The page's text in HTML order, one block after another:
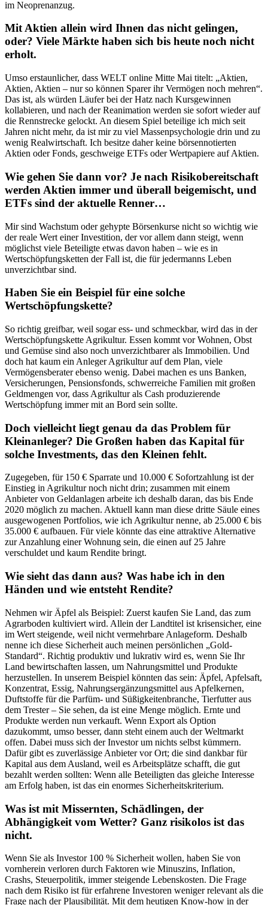
im Neoprenanzug.
Mit Aktien allein wird Ihnen das nicht gelingen,
oder? Viele Märkte haben sich bis heute noch nicht
erholt.
Umso erstaunlicher, dass WELT online Mitte Mai titelt: „Aktien,
Aktien, Aktien – nur so können Sparer ihr Vermögen noch mehren“.
Das ist, als würden Läufer bei der Hatz nach Kursgewinnen
kollabieren, und nach der Reanimation werden sie sofort wieder auf
die Rennstrecke gelockt. An diesem Spiel beteilige ich mich seit
Jahren nicht mehr, da ist mir zu viel Massenpsychologie drin und zu
wenig Realwirtschaft. Ich besitze daher keine börsennotierten
Aktien oder Fonds, geschweige ETFs oder Wertpapiere auf Aktien.
Wie gehen Sie dann vor? Je nach Risikobereitschaft
werden Aktien immer und überall beigemischt, und
ETFs sind der aktuelle Renner…
Mir sind Wachstum oder gehypte Börsenkurse nicht so wichtig wie
der reale Wert einer Investition, der vor allem dann steigt, wenn
möglichst viele Beteiligte etwas davon haben – wie es in
Wertschöpfungsketten der Fall ist, die für jedermanns Leben
unverzichtbar sind.
Haben Sie ein Beispiel für eine solche
Wertschöpfungskette?
So richtig greifbar, weil sogar ess- und schmeckbar, wird das in der
Wertschöpfungskette Agrikultur. Essen kommt vor Wohnen, Obst
und Gemüse sind also noch unverzichtbarer als Immobilien. Und
doch hat kaum ein Anleger Agrikultur auf dem Plan, viele
Vermögensberater ebenso wenig. Dabei machen es uns Banken,
Versicherungen, Pensionsfonds, schwerreiche Familien mit großen
Geldmengen vor, dass Agrikultur als Cash produzierende
Wertschöpfung immer mit an Bord sein sollte.
Doch vielleicht liegt genau da das Problem für
Kleinanleger? Die Großen haben das Kapital für
solche Investments, das den Kleinen fehlt.
Zugegeben, für 150 € Sparrate und 10.000 € Sofortzahlung ist der
Einstieg in Agrikultur noch nicht drin; zusammen mit einem
Anbieter von Geldanlagen arbeite ich deshalb daran, das bis Ende
2020 möglich zu machen. Aktuell kann man diese dritte Säule eines
ausgewogenen Portfolios, wie ich Agrikultur nenne, ab 25.000 € bis
35.000 € aufbauen. Für viele könnte das eine attraktive Alternative
zur Anzahlung einer Wohnung sein, die einen auf 25 Jahre
verschuldet und kaum Rendite bringt.
Wie sieht das dann aus? Was habe ich in den
Händen und wie entsteht Rendite?
Nehmen wir Äpfel als Beispiel: Zuerst kaufen Sie Land, das zum
Agrarboden kultiviert wird. Allein der Landtitel ist krisensicher, eine
im Wert steigende, weil nicht vermehrbare Anlageform. Deshalb
nenne ich diese Sicherheit auch meinen persönlichen „Gold-
Standard“. Richtig produktiv und lukrativ wird es, wenn Sie Ihr
Land bewirtschaften lassen, um Nahrungsmittel und Produkte
herzustellen. In unserem Beispiel könnten das sein: Äpfel, Apfelsaft,
Konzentrat, Essig, Nahrungsergänzungsmittel aus Apfelkernen,
Duftstoffe für die Parfüm- und Süßigkeitenbranche, Tierfutter aus
dem Trester – Sie sehen, da ist eine Menge möglich. Ernte und
Produkte werden nun verkauft. Wenn Export als Option
dazukommt, umso besser, dann steht einem auch der Weltmarkt
offen. Dabei muss sich der Investor um nichts selbst kümmern.
Dafür gibt es zuverlässige Anbieter vor Ort; die sind dankbar für
Kapital aus dem Ausland, weil es Arbeitsplätze schafft, die gut
bezahlt werden sollten: Wenn alle Beteiligten das gleiche Interesse
am Erfolg haben, ist das ein enormes Sicherheitskriterium.
Was ist mit Missernten, Schädlingen, der
Abhängigkeit vom Wetter? Ganz risikolos ist das
nicht.
Wenn Sie als Investor 100 % Sicherheit wollen, haben Sie von
vornherein verloren durch Faktoren wie Minuszins, Inflation,
Crashs, Steuerpolitik, immer steigende Lebenskosten. Die Frage
nach dem Risiko ist für erfahrene Investoren weniger relevant als die
Frage nach der Plausibilität. Mit dem heutigen Know-how in der